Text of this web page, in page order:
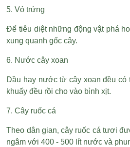
5. Vỏ trứng
Để tiêu diệt những động vật phá
xung quanh gốc cây.
6. Nước cây xoan
Dầu hay nước từ cây xoan đều có
khuấy đều rồi cho vào bình xịt.
7. Cây ruốc cá
Theo dân gian, cây ruốc cá tươi
ngâm với 400 - 500 lít nước và